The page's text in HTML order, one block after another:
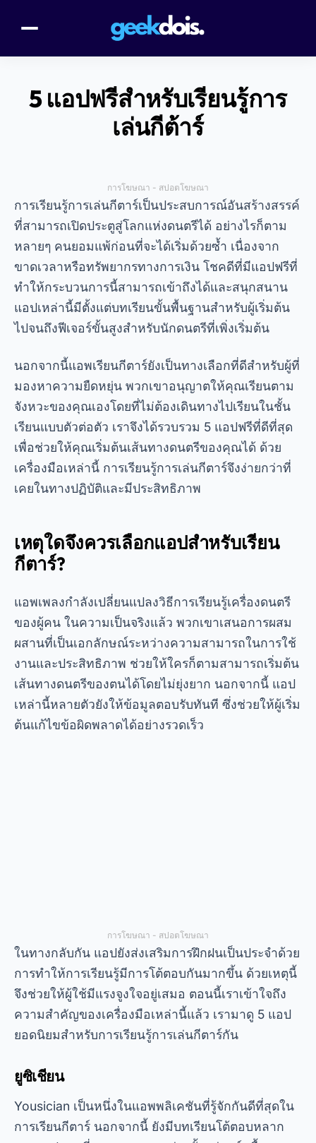
5 แอปฟรีสำหรับเรียนรู้การ
เล่นกีต้าร์
การโฆษณา - สปอตโฆษณา
การเรียนรู้การเล่นกีตาร์เป็นประสบการณ์อันสร้างสรรค์
ที่สามารถเปิดประตูสู่โลกแห่งดนตรีได้ อย่างไรก็ตาม
หลายๆ คนยอมแพ้ก่อนที่จะได้เริ่มด้วยซ้ำ เนื่องจาก
ขาดเวลาหรือทรัพยากรทางการเงิน โชคดีที่มีแอปฟรีที่
ทำให้กระบวนการนี้สามารถเข้าถึงได้และสนุกสนาน
แอปเหล่านี้มีตั้งแต่บทเรียนขั้นพื้นฐานสำหรับผู้เริ่มต้น
ไปจนถึงฟีเจอร์ขั้นสูงสำหรับนักดนตรีที่เพิ่งเริ่มต้น
นอกจากนี้แอพเรียนกีตาร์ยังเป็นทางเลือกที่ดีสำหรับผู้ที่
มองหาความยืดหยุ่น พวกเขาอนุญาตให้คุณเรียนตาม
จังหวะของคุณเองโดยที่ไม่ต้องเดินทางไปเรียนในชั้น
เรียนแบบตัวต่อตัว เราจึงได้รวบรวม 5 แอปฟรีที่ดีที่สุด
เพื่อช่วยให้คุณเริ่มต้นเส้นทางดนตรีของคุณได้ ด้วย
เครื่องมือเหล่านี้ การเรียนรู้การเล่นกีตาร์จึงง่ายกว่าที่
เคยในทางปฏิบัติและมีประสิทธิภาพ
เหตุใดจึงควรเลือกแอปสำหรับเรียน
กีตาร์?
แอพเพลงกำลังเปลี่ยนแปลงวิธีการเรียนรู้เครื่องดนตรี
ของผู้คน ในความเป็นจริงแล้ว พวกเขาเสนอการผสม
ผสานที่เป็นเอกลักษณ์ระหว่างความสามารถในการใช้
งานและประสิทธิภาพ ช่วยให้ใครก็ตามสามารถเริ่มต้น
เส้นทางดนตรีของตนได้โดยไม่ยุ่งยาก นอกจากนี้ แอป
เหล่านี้หลายตัวยังให้ข้อมูลตอบรับทันที ซึ่งช่วยให้ผู้เริ่ม
ต้นแก้ไขข้อผิดพลาดได้อย่างรวดเร็ว
การโฆษณา - สปอตโฆษณา
ในทางกลับกัน แอปยังส่งเสริมการฝึกฝนเป็นประจำด้วย
การทำให้การเรียนรู้มีการโต้ตอบกันมากขึ้น ด้วยเหตุนี้
จึงช่วยให้ผู้ใช้มีแรงจูงใจอยู่เสมอ ตอนนี้เราเข้าใจถึง
ความสำคัญของเครื่องมือเหล่านี้แล้ว เรามาดู 5 แอป
ยอดนิยมสำหรับการเรียนรู้การเล่นกีตาร์กัน
ยูซิเชียน
Yousician เป็นหนึ่งในแอพพลิเคชันที่รู้จักกันดีที่สุดใน
การเรียนกีตาร์ นอกจากนี้ ยังมีบทเรียนโต้ตอบหลาก